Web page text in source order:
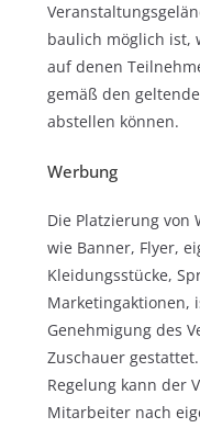
baulich möglich ist,
auf denen
gemäß den
abstellen können.
Werbung
Die Platzierung von
wie Banner, Flyer,
Kleidungsstücke,
Genehmigung des
Zuschauer
Regelung kann der
Mitarbeiter nach